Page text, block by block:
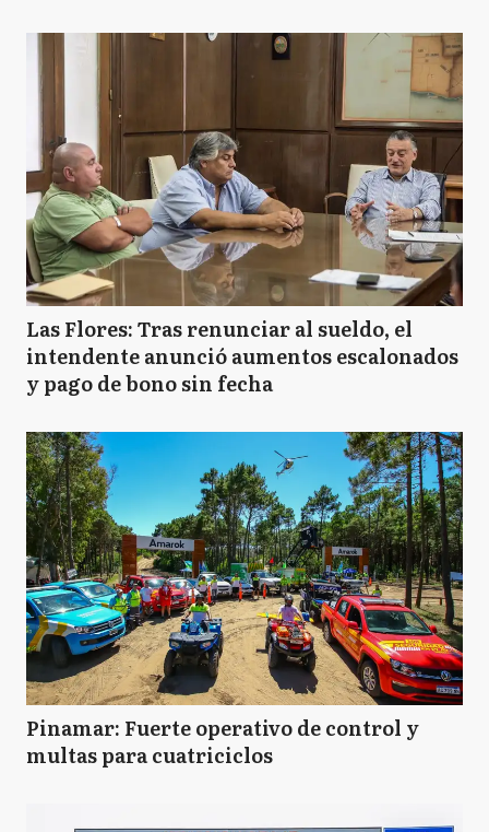
Las Flores: Tras renunciar al sueldo, el
intendente anunció aumentos escalonados
y pago de bono sin fecha
Pinamar: Fuerte operativo de control y
multas para cuatriciclos